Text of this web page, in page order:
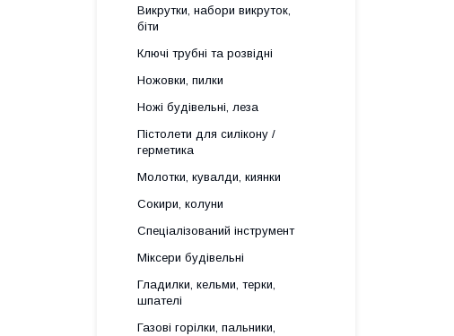
Викрутки, набори викруток,
біти
Ключі трубні та розвідні
Ножовки, пилки
Ножі будівельні, леза
Пістолети для силікону /
герметика
Молотки, кувалди, киянки
Сокири, колуни
Спеціалізований інструмент
Міксери будівельні
Гладилки, кельми, терки,
шпателі
Газові горілки, пальники,